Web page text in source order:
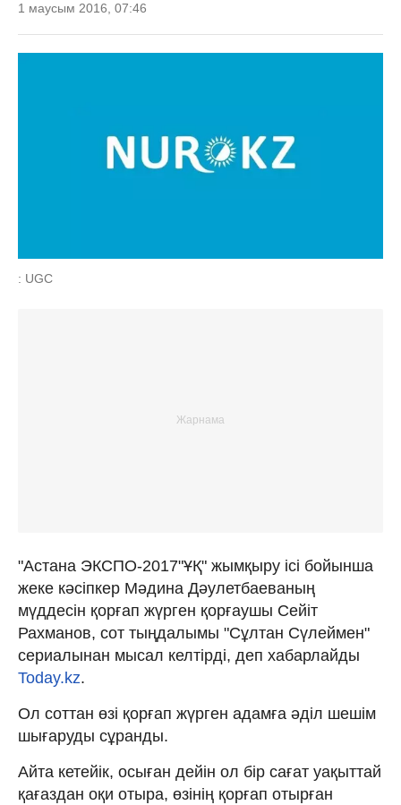
1 маусым 2016, 07:46
: UGC
"Астана ЭКСПО-2017"ҰҚ" жымқыру ісі бойынша
жеке кәсіпкер Мәдина Дәулетбаеваның
мүддесін қорғап жүрген қорғаушы Сейіт
Рахманов, сот тыңдалымы "Сұлтан Сүлеймен"
сериалынан мысал келтірді, деп хабарлайды
Today.kz.
Ол соттан өзі қорғап жүрген адамға әділ шешім
шығаруды сұранды.
Айта кетейік, осыған дейін ол бір сағат уақыттай
қағаздан оқи отыра, өзінің қорғап отырған